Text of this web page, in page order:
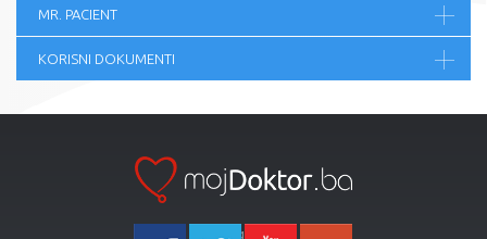
MR. PACIENT
KORISNI DOKUMENTI
Ka-Agencija